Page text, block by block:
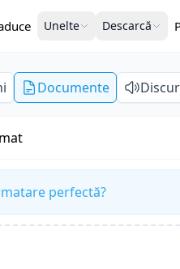
Unelte Descarcă
Documente
perfectă?